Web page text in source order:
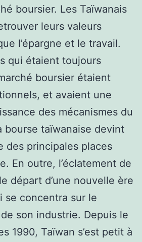
boursier. Les Taïwanais
leurs valeurs
l’épargne et le travail.
qui étaient toujours
boursier étaient
et avaient une
des mécanismes du
bourse taïwanaise devint
des principales places
En outre, l’éclatement de
départ d’une nouvelle ère
se concentra sur le
son industrie. Depuis le
1990, Taïwan s’est petit à